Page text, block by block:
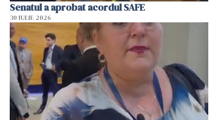
Senatul a aprobat acordul SAFE
30 IULIE 2026